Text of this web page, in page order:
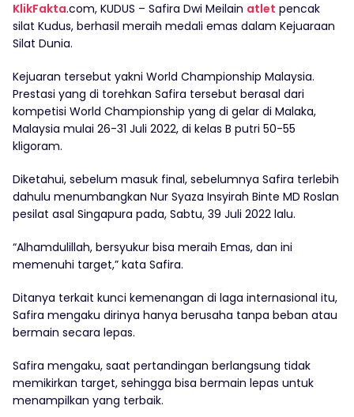
KlikFakta.com, KUDUS – Safira Dwi Meilain atlet pencak
silat Kudus, berhasil meraih medali emas dalam Kejuaraan
Silat Dunia.
Kejuaran tersebut yakni World Championship Malaysia.
Prestasi yang di torehkan Safira tersebut berasal dari
kompetisi World Championship yang di gelar di Malaka,
Malaysia mulai 26-31 Juli 2022, di kelas B putri 50-55
kligoram.
Diketahui, sebelum masuk final, sebelumnya Safira terlebih
dahulu menumbangkan Nur Syaza Insyirah Binte MD Roslan
pesilat asal Singapura pada, Sabtu, 39 Juli 2022 lalu.
“Alhamdulillah, bersyukur bisa meraih Emas, dan ini
memenuhi target,” kata Safira.
Ditanya terkait kunci kemenangan di laga internasional itu,
Safira mengaku dirinya hanya berusaha tanpa beban atau
bermain secara lepas.
Safira mengaku, saat pertandingan berlangsung tidak
memikirkan target, sehingga bisa bermain lepas untuk
menampilkan yang terbaik.